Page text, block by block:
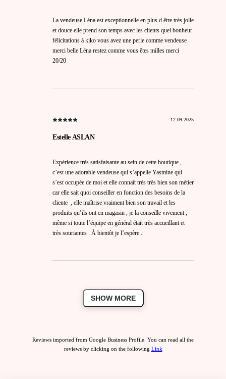
La vendeuse Léna est exceptionnelle en plus d être très jolie
et douce elle prend son temps avec les clients quel bonheur
félicitations à kiko vous avez une perle comme vendeuse
merci belle Léna restez comme vous êtes milles merci
20/20
12.09.2025
Estelle ASLAN
Expérience très satisfaisante au sein de cette boutique ,
c’est une adorable vendeuse qui s’appelle Yasmine qui
s’est occupée de moi et elle connaît très très bien son métier
car elle sait quoi conseiller en fonction des besoins de la
cliente , elle maîtrise vraiment bien son travail et les
produits qu’ils ont en magasin , je la conseille vivement ,
même si toute l’équipe en général était très accueillant et
très souriantes . À bientôt je l’espère .
SHOW MORE
Reviews imported from Google Business Profile. You can read all the
reviews by clicking on the following Link